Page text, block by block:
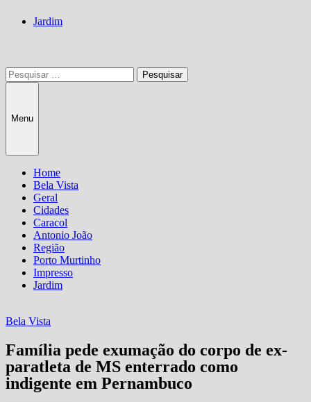
Jardim
Pesquisar
por:
Menu
Home
Bela Vista
Geral
Cidades
Caracol
Antonio João
Região
Porto Murtinho
Impresso
Jardim
Bela Vista
Família pede exumação do corpo de ex-
paratleta de MS enterrado como
indigente em Pernambuco